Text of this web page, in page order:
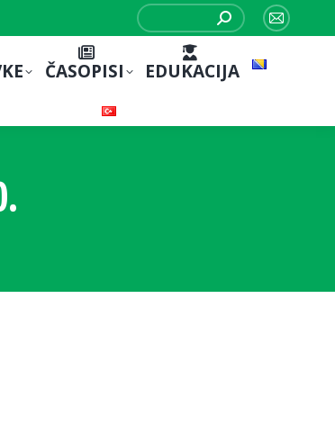
Search:
Mail
ČASOPISI EDUKACIJA